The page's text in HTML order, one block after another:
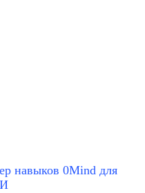
навыков 0Mind для